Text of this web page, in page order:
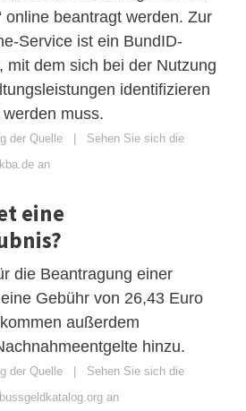
online beantragt werden. Zur
Service ist ein BundID-
mit dem sich bei der Nutzung
identifizieren
muss.
der Quelle | Sehen Sie sich die
an
eine
die Beantragung einer
Gebühr von 26,43 Euro
außerdem
hinzu.
der Quelle | Sehen Sie sich die
an